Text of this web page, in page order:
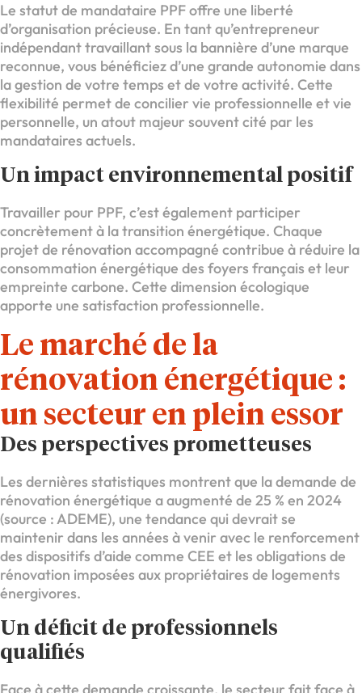
Le statut de mandataire PPF offre une liberté
d’organisation précieuse. En tant qu’entrepreneur
indépendant travaillant sous la bannière d’une marque
reconnue, vous bénéficiez d’une grande autonomie dans
la gestion de votre temps et de votre activité. Cette
flexibilité permet de concilier vie professionnelle et vie
personnelle, un atout majeur souvent cité par les
mandataires actuels.
Un impact environnemental positif
Travailler pour PPF, c’est également participer
concrètement à la transition énergétique. Chaque
projet de rénovation accompagné contribue à réduire la
consommation énergétique des foyers français et leur
empreinte carbone. Cette dimension écologique
apporte une satisfaction professionnelle.
Le marché de la
rénovation énergétique :
un secteur en plein essor
Des perspectives prometteuses
Les dernières statistiques montrent que la demande de
rénovation énergétique a augmenté de 25 % en 2024
(source : ADEME), une tendance qui devrait se
maintenir dans les années à venir avec le renforcement
des dispositifs d’aide comme CEE et les obligations de
rénovation imposées aux propriétaires de logements
énergivores.
Un déficit de professionnels
qualifiés